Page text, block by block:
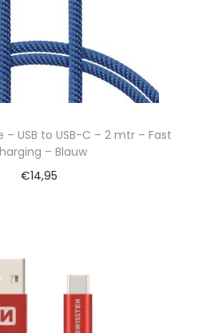
– USB to USB-C – 2 mtr – Fast
– Blauw
€14,95